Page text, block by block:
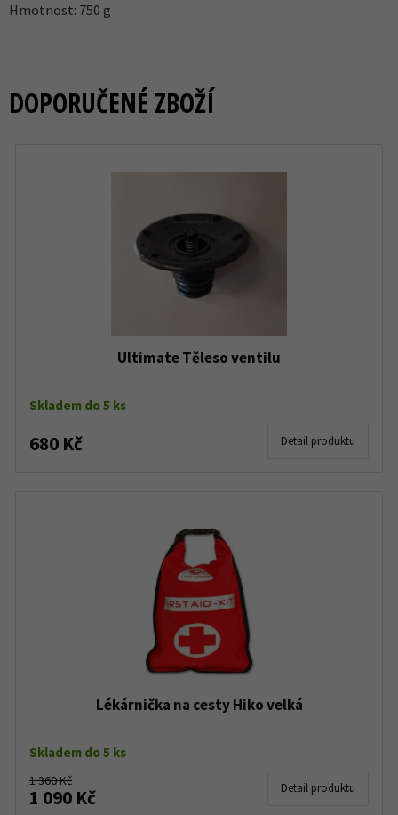
Hmotnost: 750 g
DOPORUČENÉ ZBOŽÍ
Ultimate Těleso ventilu
Skladem do 5 ks
680 Kč Detail produktu
Lékárnička na cesty Hiko velká
Skladem do 5 ks
1 360 Kč
1 090 Kč Detail produktu